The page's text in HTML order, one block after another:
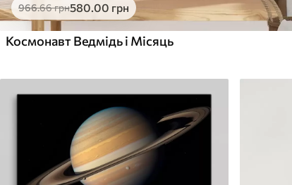
966.66грн580.00 грн
Космонавт Ведмідь і Місяць